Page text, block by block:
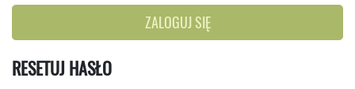
ZALOGUJ SIĘ
RESETUJ HASŁO